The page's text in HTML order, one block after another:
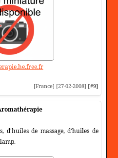
[France] [27-02-2008] [#9]
d'huiles de massage, d'huiles de